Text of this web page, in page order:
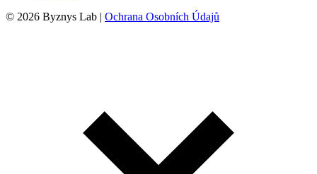
© 2026 Byznys Lab | Ochrana Osobních Údajů